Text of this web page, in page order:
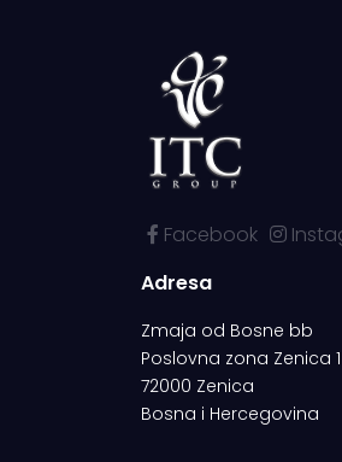
Facebook
Adresa
Zmaja od Bosne bb
Poslovna zona Zenica 1
72000 Zenica
Bosna i Hercegovina